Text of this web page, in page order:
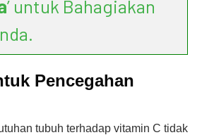
’ untuk Bahagiakan
Pencegahan
tubuh terhadap vitamin C tidak